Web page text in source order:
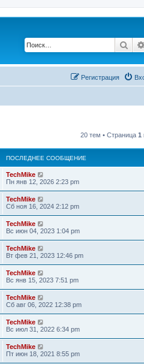
Регистрация
20 тем • Страница 1
ПОСЛЕДНЕЕ СООБЩЕНИЕ
TechMike
Пн янв 12, 2026 2:23 pm
TechMike
Сб ноя 16, 2024 2:12 pm
TechMike
Вс июн 04, 2023 1:04 pm
TechMike
Вт фев 21, 2023 12:46 pm
TechMike
Вс янв 15, 2023 7:51 pm
TechMike
Сб авг 06, 2022 12:38 pm
TechMike
Вс июл 31, 2022 6:34 pm
TechMike
Пт июн 18, 2021 8:55 pm